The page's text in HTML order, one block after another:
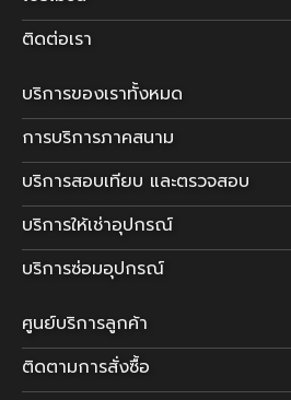
ติดต่อเรา
บริการของเราทั้งหมด
การบริการภาคสนาม
บริการสอบเทียบ และตรวจสอบ
บริการให้เช่าอุปกรณ์
บริการซ่อมอุปกรณ์
ศูนย์บริการลูกค้า
ติดตามการสั่งซื้อ